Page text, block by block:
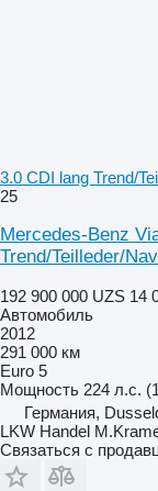
3.0 CDI lang Trend/
25
Mercedes-Benz
Trend/Teilleder/
192 900 000 UZS 14
Автомобиль
2012
291 000 км
Euro 5
Мощность 224 л.с.
Германия,
LKW Handel
Связаться с